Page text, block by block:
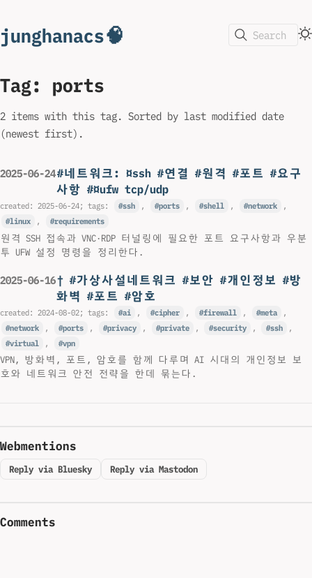
junghanacs🧠 Search
Tag: ports
2 items with this tag. Sorted by last modified date
(newest first).
2025-06-24#네트워크: ¤ssh #연결 #원격 #포트 #요구
사항 #¤ufw tcp/udp
created: 2025-06-24; tags: ssh , ports , shell , network
,
linux
, requirements
원격 SSH 접속과 VNC·RDP 터널링에 필요한 포트 요구사항과 우분
투 UFW 설정 명령을 정리한다.
2025-06-16† #가상사설네트워크 #보안 #개인정보 #방
화벽 #포트 #암호
created: 2024-08-02; tags: ai , cipher , firewall , meta
,
network
, ports , privacy , private , security , ssh
,
virtual
, vpn
VPN, 방화벽, 포트, 암호를 함께 다루며 AI 시대의 개인정보 보
호와 네트워크 안전 전략을 한데 묶는다.
Webmentions
Reply via Bluesky Reply via Mastodon
Comments